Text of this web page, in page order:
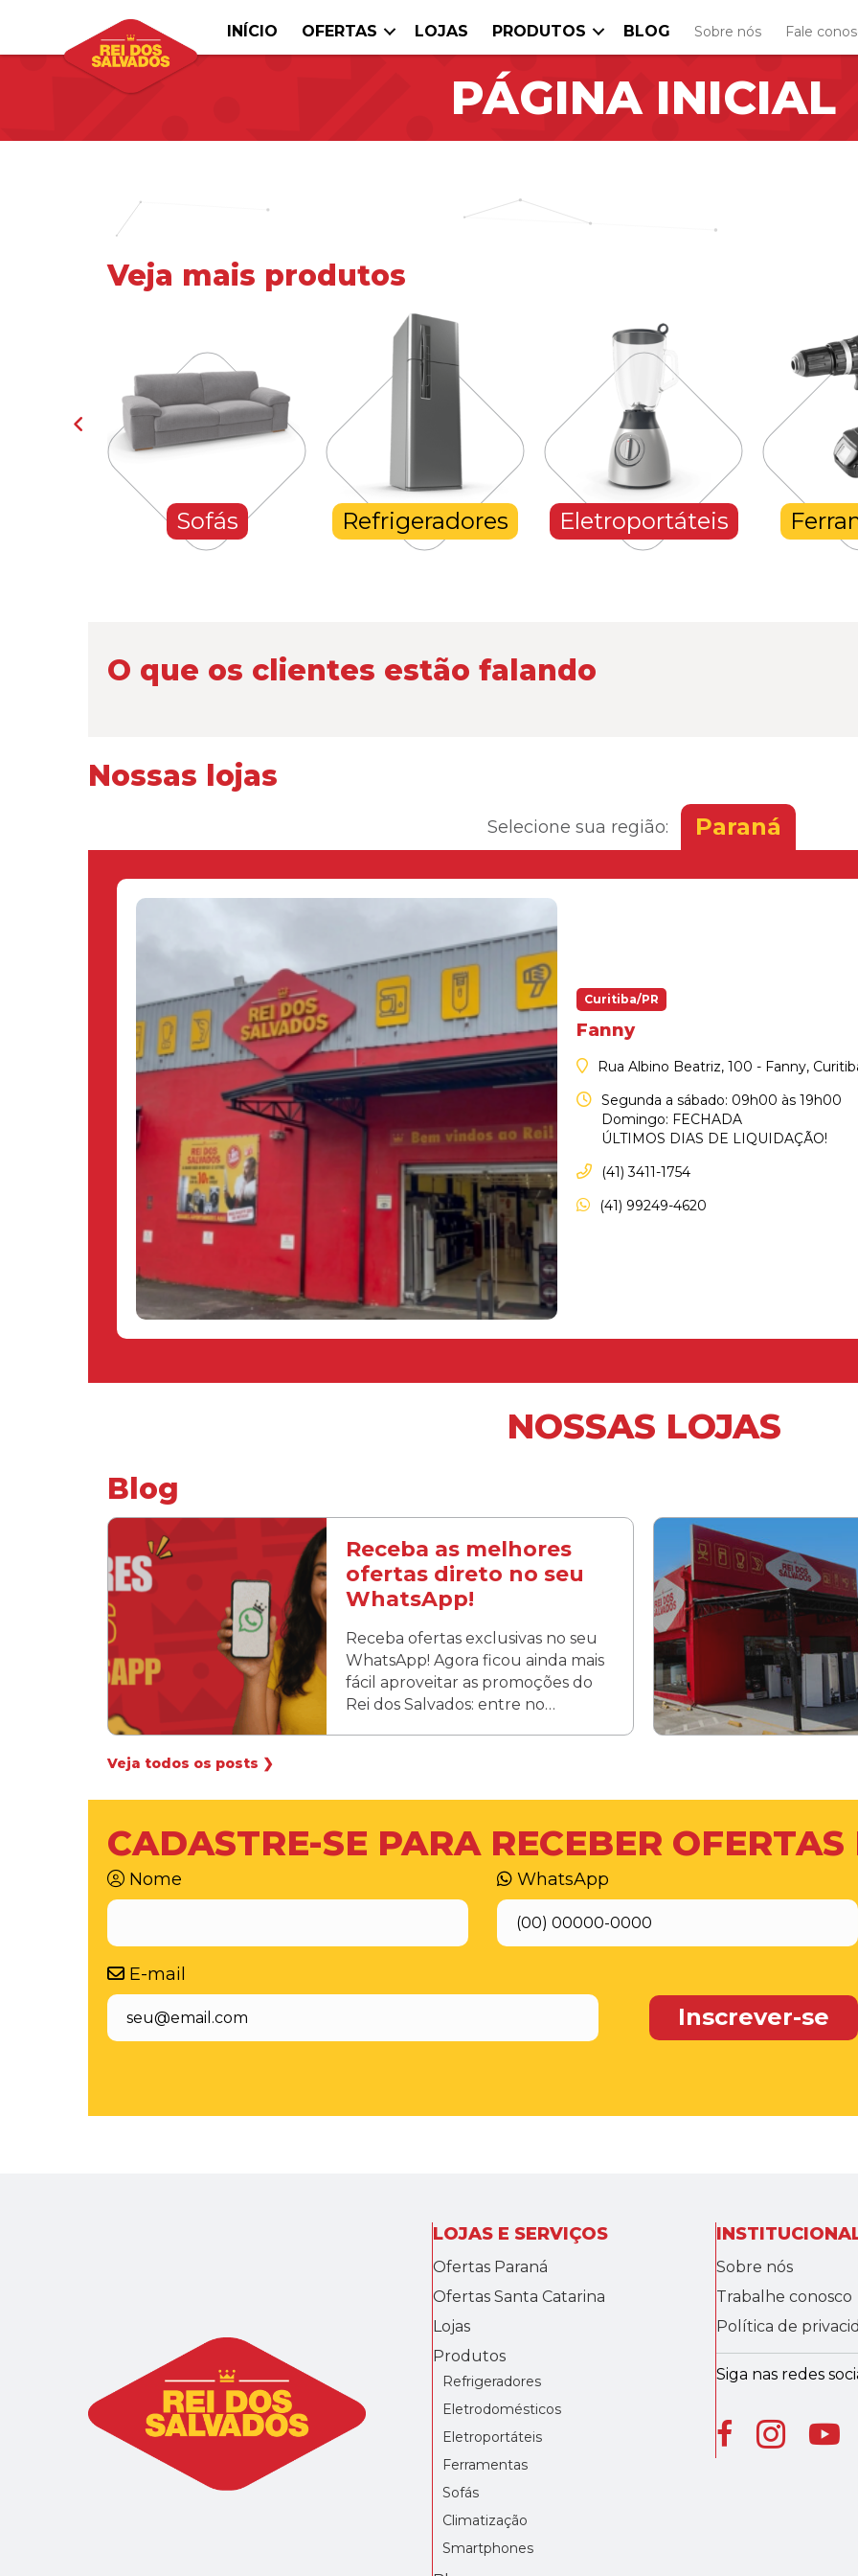
INÍCIO OFERTAS LOJAS PRODUTOS BLOG Sobre nós Fale
PÁGINA INICIAL
Veja mais produtos
Sofás Refrigeradores Eletroportáteis
O que os clientes estão falando
Nossas lojas
Selecione sua região: Paraná
Curitiba/PR
Fanny
Rua Albino Beatriz, 100 - Fanny,
Segunda a sábado: 09h00 às 19h00
Domingo: FECHADA
ÚLTIMOS DIAS DE LIQUIDAÇÃO!
(41) 3411-1754
(41) 99249-4620
NOSSAS LOJAS
Blog
Receba as melhores
ofertas direto no seu
WhatsApp!
Receba ofertas exclusivas no seu
WhatsApp! Agora ficou ainda mais
fácil aproveitar as promoções do
Rei dos Salvados: entre no…
Veja todos os posts ❯
CADASTRE-SE PARA RECEBER
Nome WhatsApp
E-mail
LOJAS E SERVIÇOS
Ofertas Paraná
Ofertas Santa Catarina
Lojas
Produtos
Refrigeradores
Eletrodomésticos
Eletroportáteis
Ferramentas
Sofás
Climatização
Smartphones
Sobre nós
Trabalhe conosco
Política de
Siga nas redes